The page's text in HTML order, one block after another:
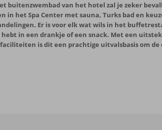
buitenzwembad van het hotel zal je zeker
in het Spa Center met sauna, Turks bad en
Er is voor elk wat wils in het
hebt in een drankje of een snack. Met een
is dit een prachtige uitvalsbasis om de